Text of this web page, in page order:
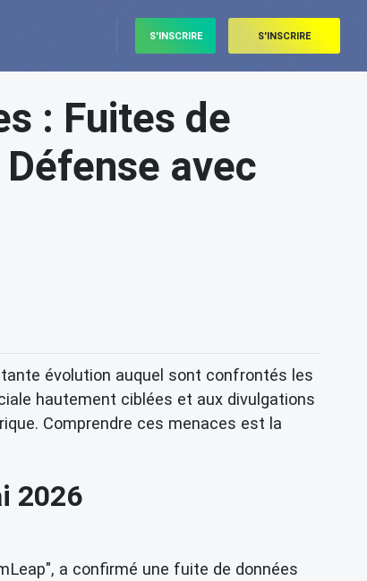
S'INSCRIRE S'INSCRIRE
: Fuites de
avec
évolution auquel sont confrontés les
hautement ciblées et aux divulgations
Comprendre ces menaces est la
2026
a confirmé une fuite de données